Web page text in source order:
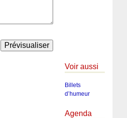
Voir aussi
Billets
d’humeur
Agenda